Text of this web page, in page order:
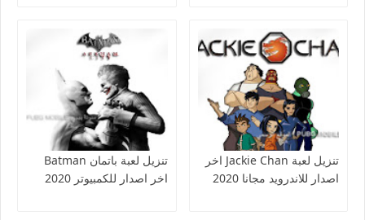
تنزيل لعبة Jackie Chan اخر
اصدار للاندرويد مجانا 2020
تنزيل لعبة باتمان Batman
اخر اصدار للكمبيوتر 2020